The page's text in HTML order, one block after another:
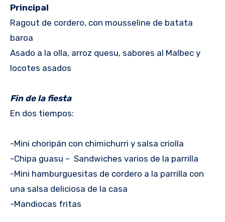
Principal
Ragout de cordero, con mousseline de batata
baroa
Asado a la olla, arroz quesu, sabores al Malbec y
locotes asados
Fin de la fiesta
En dos tiempos:
-Mini choripán con chimichurri y salsa criolla
-Chipa guasu – Sandwiches varios de la parrilla
-Mini hamburguesitas de cordero a la parrilla con
una salsa deliciosa de la casa
-Mandiocas fritas